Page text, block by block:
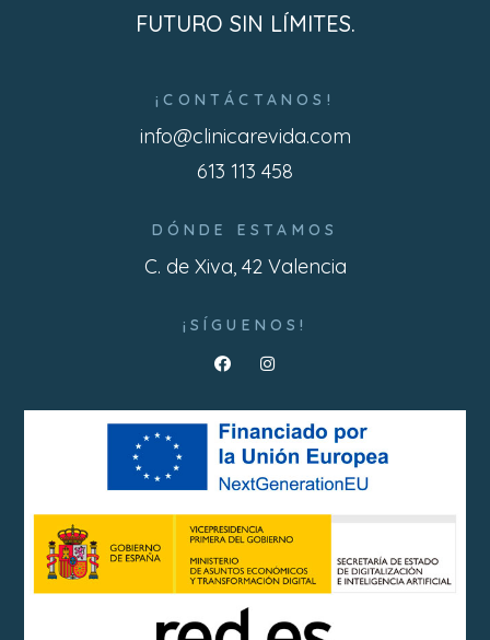
FUTURO SIN LÍMITES.
¡CONTÁCTANOS!
info@clinicarevida.com
613 113 458
DÓNDE ESTAMOS
C. de Xiva, 42 Valencia
¡SÍGUENOS!